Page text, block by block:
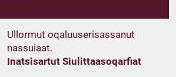
Ullormut oqaluuserisassanut
nassuiaat.
Inatsisartut Siulittaasoqarfiat